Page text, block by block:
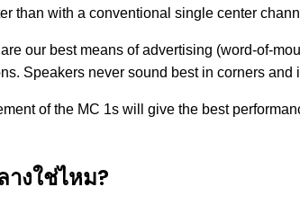
than with a conventional single center
our best means of advertising (word-of-
Speakers never sound best in corners
of the MC 1s will give the best
งใช่ไหม?